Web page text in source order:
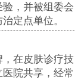
，并被组委会
定点单位。
在皮肤诊疗技
院共享，经常